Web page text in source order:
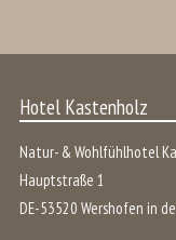
Hotel Kastenholz
Natur- & Wohlfühlhotel
Hauptstraße 1
DE-53520 Wershofen in